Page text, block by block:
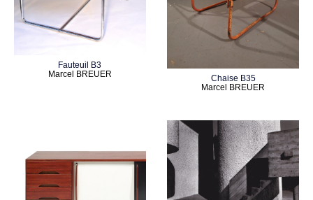
Fauteuil B3
Marcel BREUER
Chaise B35
Marcel BREUER